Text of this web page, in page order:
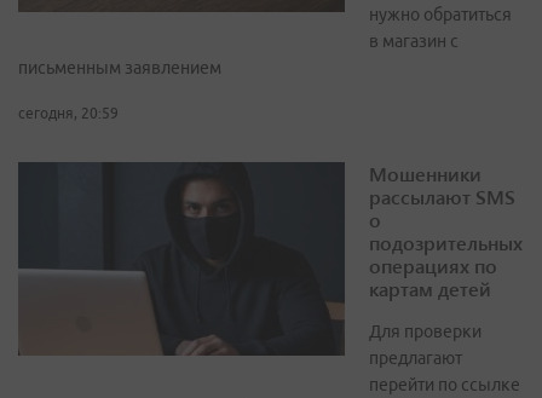
нужно обратиться
в магазин с
письменным заявлением
сегодня, 20:59
Мошенники
рассылают SMS
о
подозрительных
операциях по
картам детей
Для проверки
предлагают
перейти по ссылке